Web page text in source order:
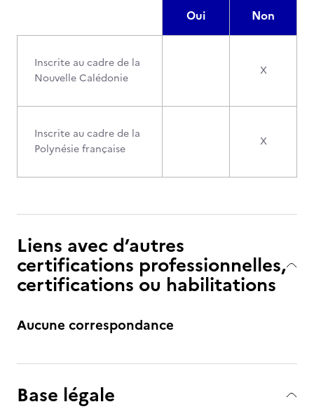
Oui Non
Inscrite au cadre de la
Nouvelle Calédonie
X
Inscrite au cadre de la
Polynésie française
X
Liens avec d’autres
certifications professionnelles,
certifications ou habilitations
Aucune correspondance
Base légale